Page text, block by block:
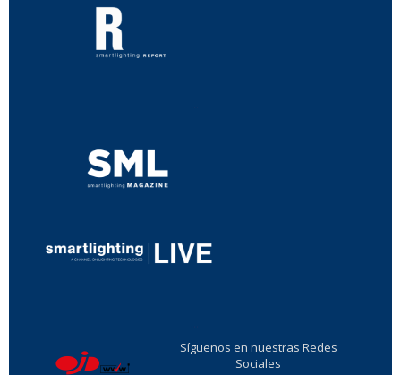
Síguenos en nuestras Redes
Sociales